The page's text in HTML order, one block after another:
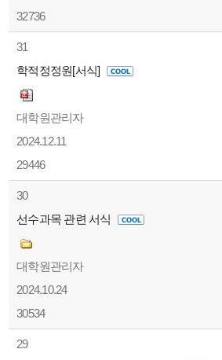
32736
31
학적정정원[서식]
대학원관리자
2024.12.11
29446
30
선수과목 관련 서식
대학원관리자
2024.10.24
30534
29